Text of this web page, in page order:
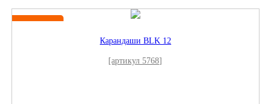
Карандаши BLK 12
[артикул 5768]